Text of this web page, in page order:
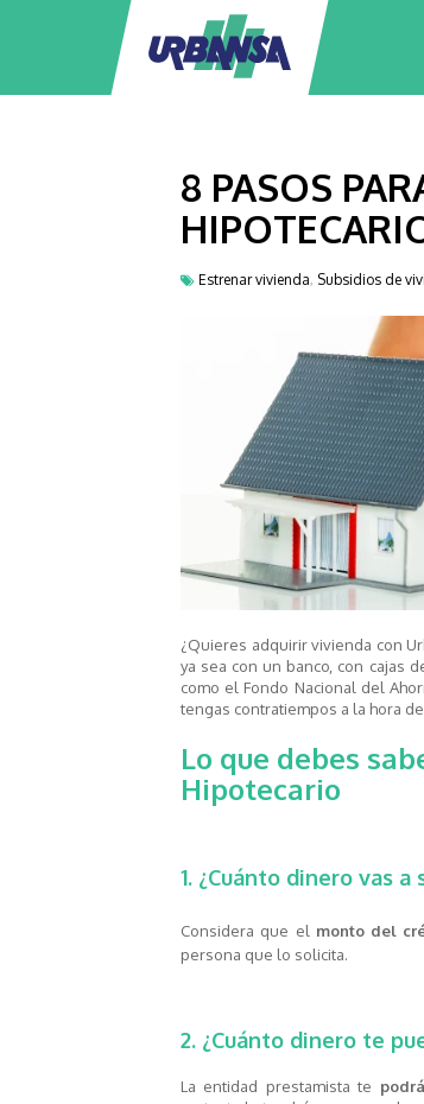
8 PASOS
Estrenar vivienda, Subsidios de
¿Quieres adquirir vivienda con
ya sea con un banco, con cajas
como el Fondo Nacional del
tengas contratiempos a la hora
Lo que debes
Hipotecario
1. ¿Cuánto dinero vas a
Considera que el monto del
persona que lo solicita.
2. ¿Cuánto dinero te
La entidad prestamista te